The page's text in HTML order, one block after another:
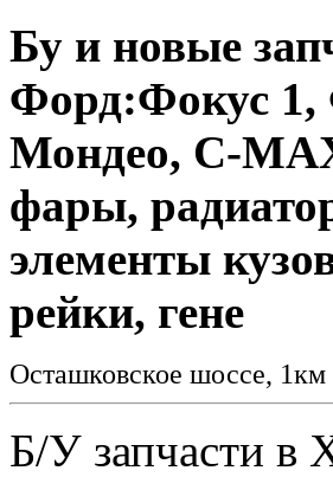
Бу и новые
Форд:Фокус 1,
Мондео, C-
фары,
элементы
рейки, гене
Осташковское шоссе,
Б/У запчасти в